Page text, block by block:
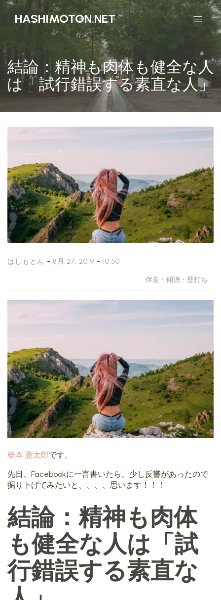
HASHIMOTON.NET
結論：精神も肉体も健全な人
は「試行錯誤する素直な人」
はしもとん - 8月 27, 2019 - 10:50
伴走・傾聴・壁打ち
橋本 憲太郎です。
先日、Facebookに一言書いたら、少し反響があったので
掘り下げてみたいと、、、、思います！！！
結論：精神も肉体
も健全な人は「試
行錯誤する素直な